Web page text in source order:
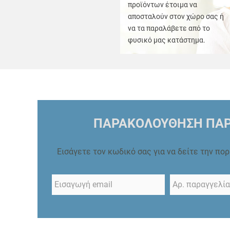
προϊόντων έτοιμα να
αποσταλούν στον χώρο σας ή
να τα παραλάβετε από το
φυσικό μας κατάστημα.
ΠΑΡΑΚΟΛΟΥΘΗΣΗ
Εισάγετε τον κωδικό σας για να δείτε την